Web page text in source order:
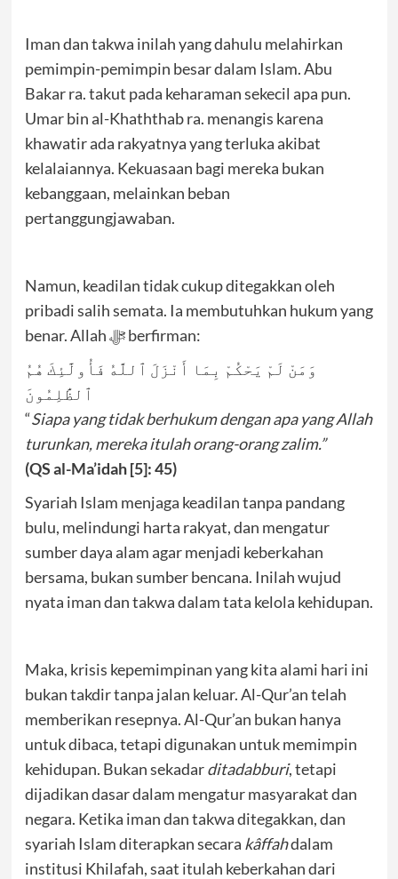
Iman dan takwa inilah yang dahulu melahirkan
pemimpin-pemimpin besar dalam Islam. Abu
Bakar ra. takut pada keharaman sekecil apa pun.
Umar bin al-Khaththab ra. menangis karena
khawatir ada rakyatnya yang terluka akibat
kelalaiannya. Kekuasaan bagi mereka bukan
kebanggaan, melainkan beban
pertanggungjawaban.
Namun, keadilan tidak cukup ditegakkan oleh
pribadi salih semata. Ia membutuhkan hukum yang
benar. Allah ﷻ berfirman:
وَمَنْ لَمْ يَحْكُمْ بِمَا أَنْزَلَ ٱللَّهُ فَأُولَٰٓئِكَ هُمُ
ٱلظَّٰلِمُونَ
“Siapa yang tidak berhukum dengan apa yang Allah
turunkan, mereka itulah orang-orang zalim.”
(QS al-Ma’idah [5]: 45)
Syariah Islam menjaga keadilan tanpa pandang
bulu, melindungi harta rakyat, dan mengatur
sumber daya alam agar menjadi keberkahan
bersama, bukan sumber bencana. Inilah wujud
nyata iman dan takwa dalam tata kelola kehidupan.
Maka, krisis kepemimpinan yang kita alami hari ini
bukan takdir tanpa jalan keluar. Al-Qur’an telah
memberikan resepnya. Al-Qur’an bukan hanya
untuk dibaca, tetapi digunakan untuk memimpin
kehidupan. Bukan sekadarditadabburi, tetapi
dijadikan dasar dalam mengatur masyarakat dan
negara. Ketika iman dan takwa ditegakkan, dan
syariah Islam diterapkan secara kâffahdalam
institusi Khilafah, saat itulah keberkahan dari